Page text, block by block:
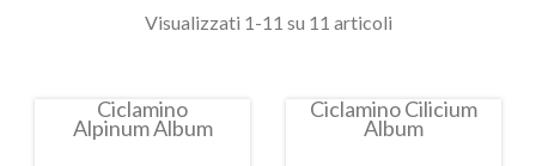
Visualizzati 1-11 su 11 articoli
Ciclamino
Alpinum Album
Ciclamino Cilicium
Album